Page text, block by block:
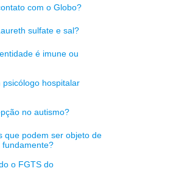
com o Globo?
sulfate e sal?
é imune ou
hospitalar
no autismo?
que podem ser objeto de
fundamente?
o FGTS do